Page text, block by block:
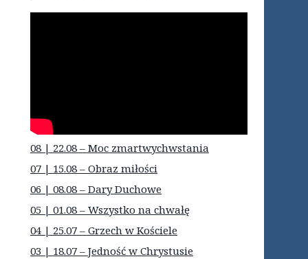
08 | 22.08 – Moc zmartwychwstania
07 | 15.08 – Obraz miłości
06 | 08.08 – Dary Duchowe
05 | 01.08 – Wszystko na chwałę
04 | 25.07 – Grzech w Kościele
03 | 18.07 – Jedność w Chrystusie